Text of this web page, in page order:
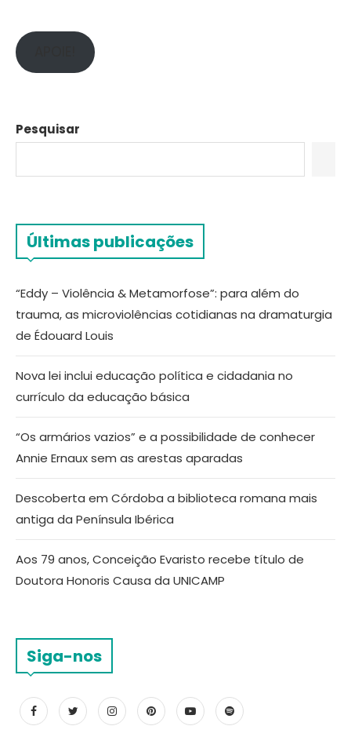
Pesquisar
Últimas publicações
“Eddy – Violência & Metamorfose”: para além do
trauma, as microviolências cotidianas na dramaturgia
de Édouard Louis
Nova lei inclui educação política e cidadania no
currículo da educação básica
“Os armários vazios” e a possibilidade de conhecer
Annie Ernaux sem as arestas aparadas
Descoberta em Córdoba a biblioteca romana mais
antiga da Península Ibérica
Aos 79 anos, Conceição Evaristo recebe título de
Doutora Honoris Causa da UNICAMP
Siga-nos